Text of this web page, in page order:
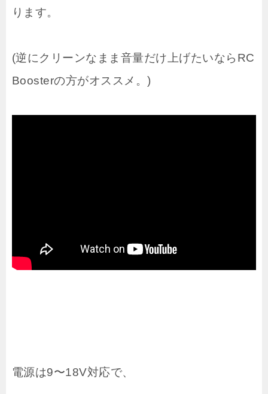
ります。
(逆にクリーンなまま音量だけ上げたいならRC
Boosterの方がオススメ。)
電源は9〜18V対応で、